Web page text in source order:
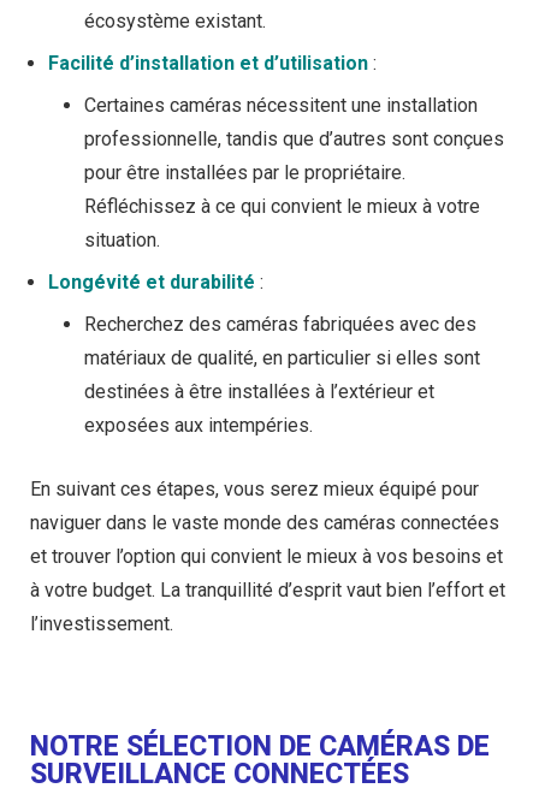
écosystème existant.
Facilité d’installation et d’utilisation :
Certaines caméras nécessitent une installation
professionnelle, tandis que d’autres sont conçues
pour être installées par le propriétaire.
Réfléchissez à ce qui convient le mieux à votre
situation.
Longévité et durabilité :
Recherchez des caméras fabriquées avec des
matériaux de qualité, en particulier si elles sont
destinées à être installées à l’extérieur et
exposées aux intempéries.
En suivant ces étapes, vous serez mieux équipé pour
naviguer dans le vaste monde des caméras connectées
et trouver l’option qui convient le mieux à vos besoins et
à votre budget. La tranquillité d’esprit vaut bien l’effort et
l’investissement.
NOTRE SÉLECTION DE CAMÉRAS DE
SURVEILLANCE CONNECTÉES